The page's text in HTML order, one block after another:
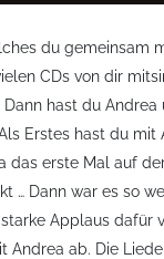
du gemeinsam
CDs von dir
hast du
Erstes hast du mit
das erste Mal auf
… Dann war es so
Applaus dafür
Andrea ab. Die